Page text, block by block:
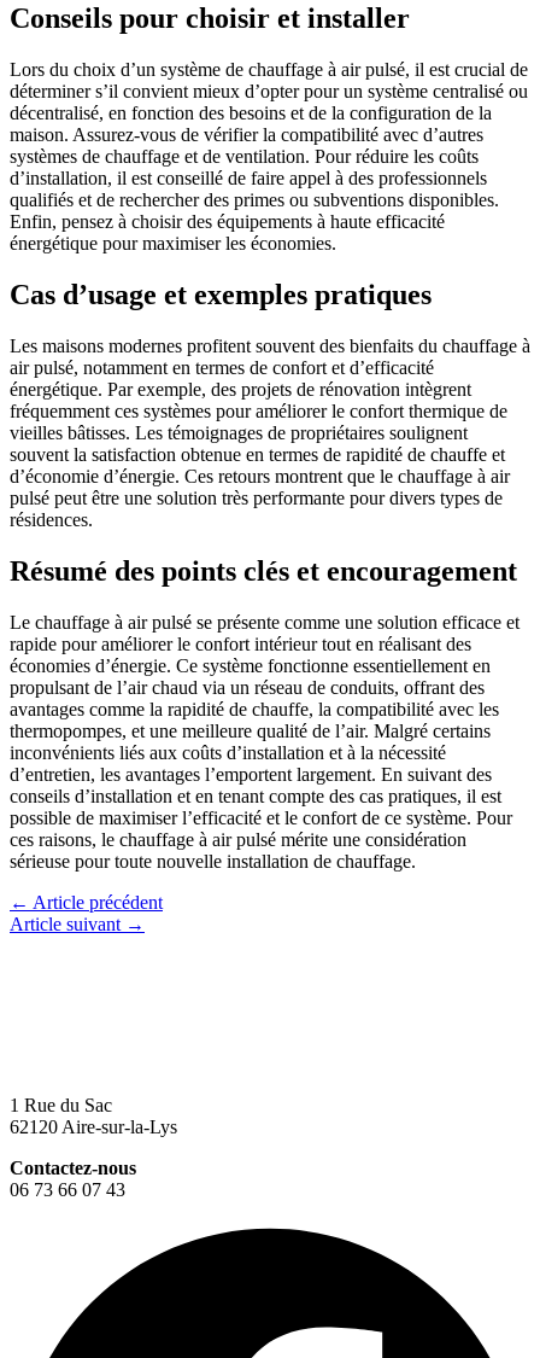
Conseils pour choisir et installer
Lors du choix d’un système de chauffage à air pulsé, il est crucial de
déterminer s’il convient mieux d’opter pour un système centralisé ou
décentralisé, en fonction des besoins et de la configuration de la
maison. Assurez-vous de vérifier la compatibilité avec d’autres
systèmes de chauffage et de ventilation. Pour réduire les coûts
d’installation, il est conseillé de faire appel à des professionnels
qualifiés et de rechercher des primes ou subventions disponibles.
Enfin, pensez à choisir des équipements à haute efficacité
énergétique pour maximiser les économies.
Cas d’usage et exemples pratiques
Les maisons modernes profitent souvent des bienfaits du chauffage à
air pulsé, notamment en termes de confort et d’efficacité
énergétique. Par exemple, des projets de rénovation intègrent
fréquemment ces systèmes pour améliorer le confort thermique de
vieilles bâtisses. Les témoignages de propriétaires soulignent
souvent la satisfaction obtenue en termes de rapidité de chauffe et
d’économie d’énergie. Ces retours montrent que le chauffage à air
pulsé peut être une solution très performante pour divers types de
résidences.
Résumé des points clés et encouragement
Le chauffage à air pulsé se présente comme une solution efficace et
rapide pour améliorer le confort intérieur tout en réalisant des
économies d’énergie. Ce système fonctionne essentiellement en
propulsant de l’air chaud via un réseau de conduits, offrant des
avantages comme la rapidité de chauffe, la compatibilité avec les
thermopompes, et une meilleure qualité de l’air. Malgré certains
inconvénients liés aux coûts d’installation et à la nécessité
d’entretien, les avantages l’emportent largement. En suivant des
conseils d’installation et en tenant compte des cas pratiques, il est
possible de maximiser l’efficacité et le confort de ce système. Pour
ces raisons, le chauffage à air pulsé mérite une considération
sérieuse pour toute nouvelle installation de chauffage.
← Article précédent
Article suivant →
1 Rue du Sac
62120 Aire-sur-la-Lys
Contactez-nous
06 73 66 07 43